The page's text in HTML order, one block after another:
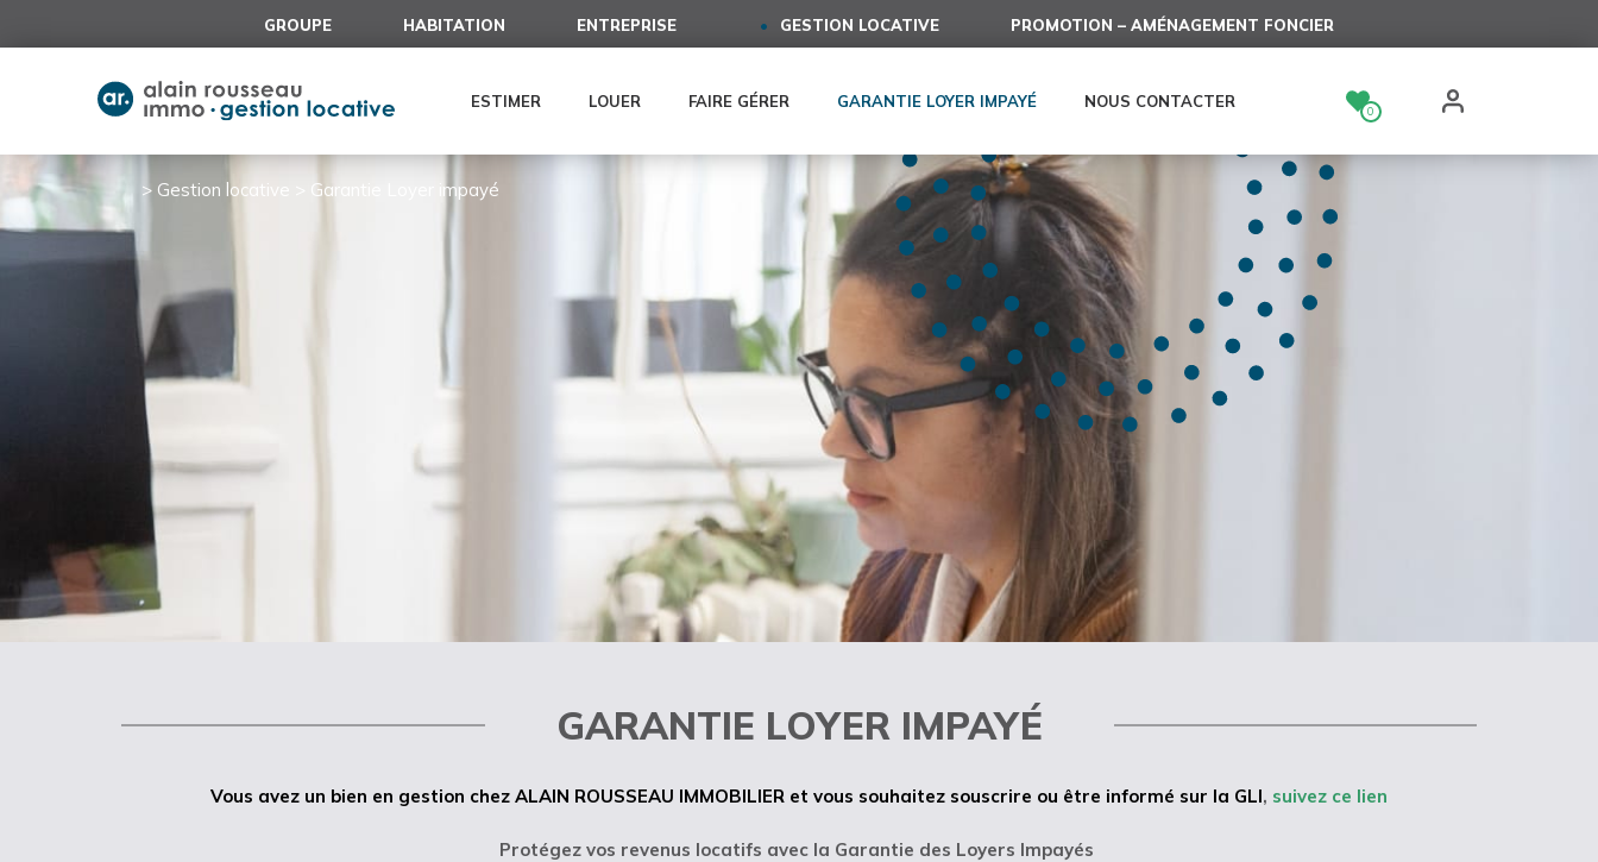
GROUPE HABITATION ENTREPRISE GESTION LOCATIVE PROMOTION – AMÉNAGEMENT FONCIER
ESTIMER LOUER FAIRE GÉRER GARANTIE LOYER IMPAYÉ NOUS CONTACTER 0
> Gestion locative Garantie Loyer impayé
GARANTIE LOYER IMPAYÉ
Vous avez un bien en gestion chez ALAIN ROUSSEAU IMMOBILIER et vous souhaitez souscrire ou être informé sur la GLI, suivez ce lien
Protégez vos revenus locatifs avec la Garantie des Loyers Impayés